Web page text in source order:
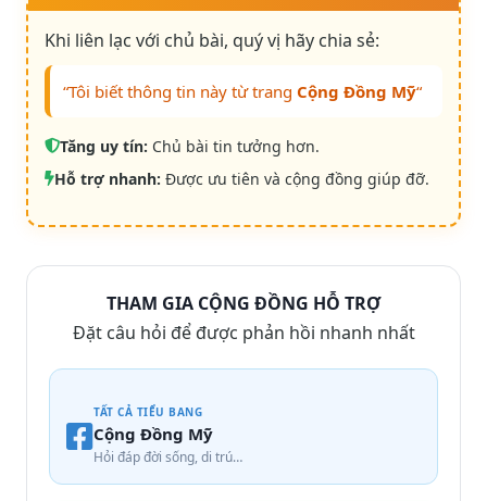
Khi liên lạc với chủ bài, quý vị hãy chia sẻ:
“Tôi biết thông tin này từ trang Cộng Đồng Mỹ“
Tăng uy tín: Chủ bài tin tưởng hơn.
Hỗ trợ nhanh: Được ưu tiên và cộng đồng giúp đỡ.
THAM GIA CỘNG ĐỒNG HỖ TRỢ
Đặt câu hỏi để được phản hồi nhanh nhất
TẤT CẢ TIỂU BANG
Cộng Đồng Mỹ
Hỏi đáp đời sống, di trú…